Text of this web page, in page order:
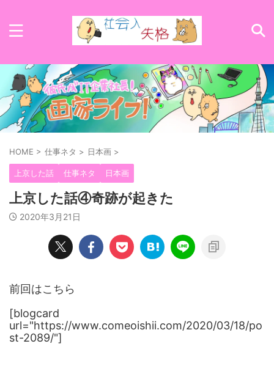
HOME > 仕事ネタ > 日本画 >
上京した話 仕事ネタ 日本画
上京した話④奇跡が起きた
2020年3月21日
前回はこちら
[blogcard
url="https://www.comeoishii.com/2020/03/18/po
st-2089/"]